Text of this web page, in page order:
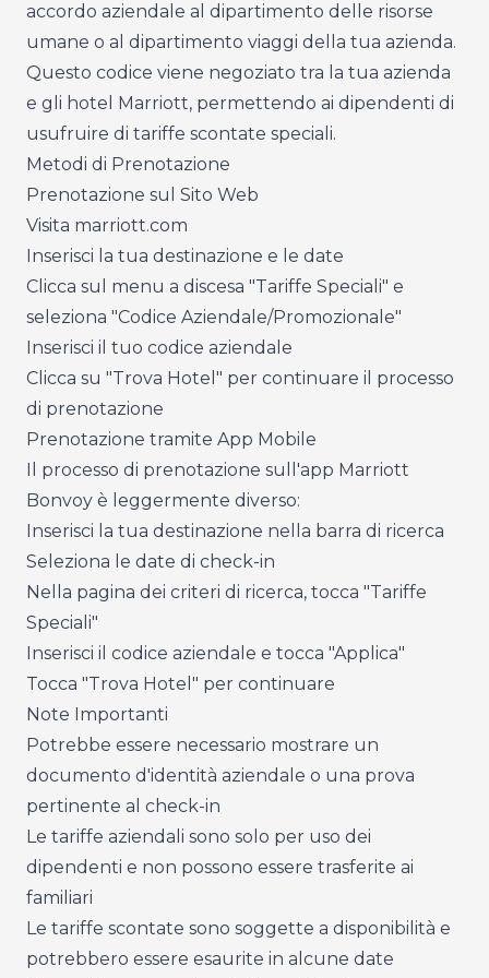
accordo aziendale al dipartimento delle risorse
umane o al dipartimento viaggi della tua azienda.
Questo codice viene negoziato tra la tua azienda
e gli hotel Marriott, permettendo ai dipendenti di
usufruire di tariffe scontate speciali.
Metodi di Prenotazione
Prenotazione sul Sito Web
Visita marriott.com
Inserisci la tua destinazione e le date
Clicca sul menu a discesa "Tariffe Speciali" e
seleziona "Codice Aziendale/Promozionale"
Inserisci il tuo codice aziendale
Clicca su "Trova Hotel" per continuare il processo
di prenotazione
Prenotazione tramite App Mobile
Il processo di prenotazione sull'app Marriott
Bonvoy è leggermente diverso:
Inserisci la tua destinazione nella barra di ricerca
Seleziona le date di check-in
Nella pagina dei criteri di ricerca, tocca "Tariffe
Speciali"
Inserisci il codice aziendale e tocca "Applica"
Tocca "Trova Hotel" per continuare
Note Importanti
Potrebbe essere necessario mostrare un
documento d'identità aziendale o una prova
pertinente al check-in
Le tariffe aziendali sono solo per uso dei
dipendenti e non possono essere trasferite ai
familiari
Le tariffe scontate sono soggette a disponibilità e
potrebbero essere esaurite in alcune date